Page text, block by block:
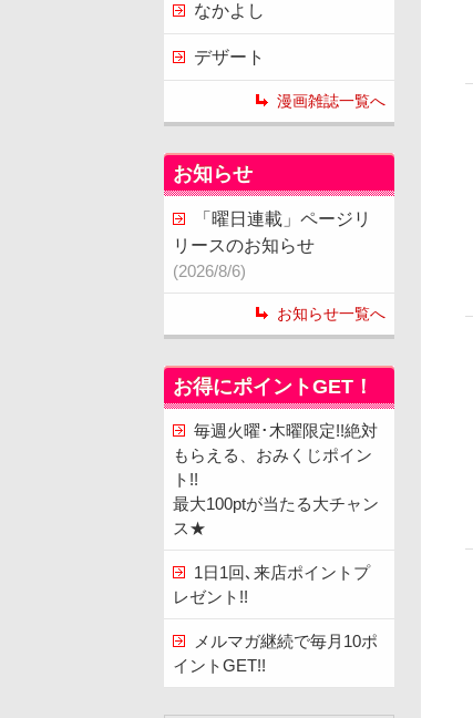
なかよし
デザート
漫画雑誌一覧へ
お知らせ
「曜日連載」ページリ
リースのお知らせ
(2026/8/6)
お知らせ一覧へ
お得にポイントGET！
毎週火曜･木曜限定!!絶対
もらえる、おみくじポイン
ト!!
最大100ptが当たる大チャン
ス★
1日1回､来店ポイントプ
レゼント!!
メルマガ継続で毎月10ポ
イントGET!!